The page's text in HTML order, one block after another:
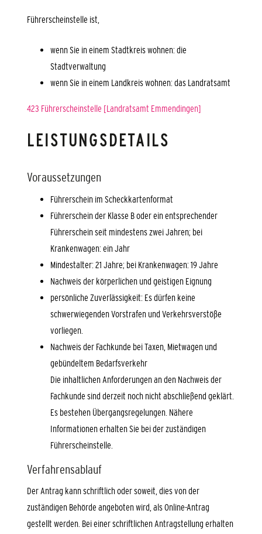
Führerscheinstelle ist,
wenn Sie in einem Stadtkreis wohnen: die
Stadtverwaltung
wenn Sie in einem Landkreis wohnen: das Landratsamt
423 Führerscheinstelle [Landratsamt Emmendingen]
LEISTUNGSDETAILS
Voraussetzungen
Führerschein im Scheckkartenformat
Führerschein der Klasse B oder ein entsprechender
Führerschein seit mindestens zwei Jahren; bei
Krankenwagen: ein Jahr
Mindestalter: 21 Jahre; bei Krankenwagen: 19 Jahre
Nachweis der körperlichen und geistigen Eignung
persönliche Zuverlässigkeit: Es dürfen keine
schwerwiegenden Vorstrafen und Verkehrsverstöße
vorliegen.
Nachweis der Fachkunde bei Taxen, Mietwagen und
gebündeltem Bedarfsverkehr
Die inhaltlichen Anforderungen an den Nachweis der
Fachkunde sind derzeit noch nicht abschließend geklärt.
Es bestehen Übergangsregelungen. Nähere
Informationen erhalten Sie bei der zuständigen
Führerscheinstelle.
Verfahrensablauf
Der Antrag kann schriftlich oder soweit, dies von der
zuständigen Behörde angeboten wird, als Online-Antrag
gestellt werden. Bei einer schriftlichen Antragstellung erhalten